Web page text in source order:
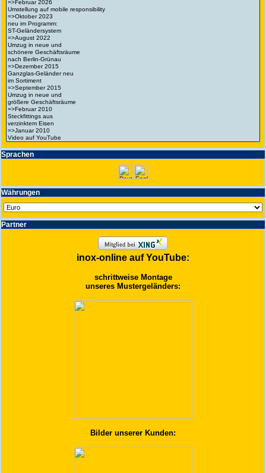
Spra­chen
Wäh­run­gen
Partner
inox-online auf YouTube:
schrittweise Montage
unseres Mustergeländers:
Bilder unserer Kunden: